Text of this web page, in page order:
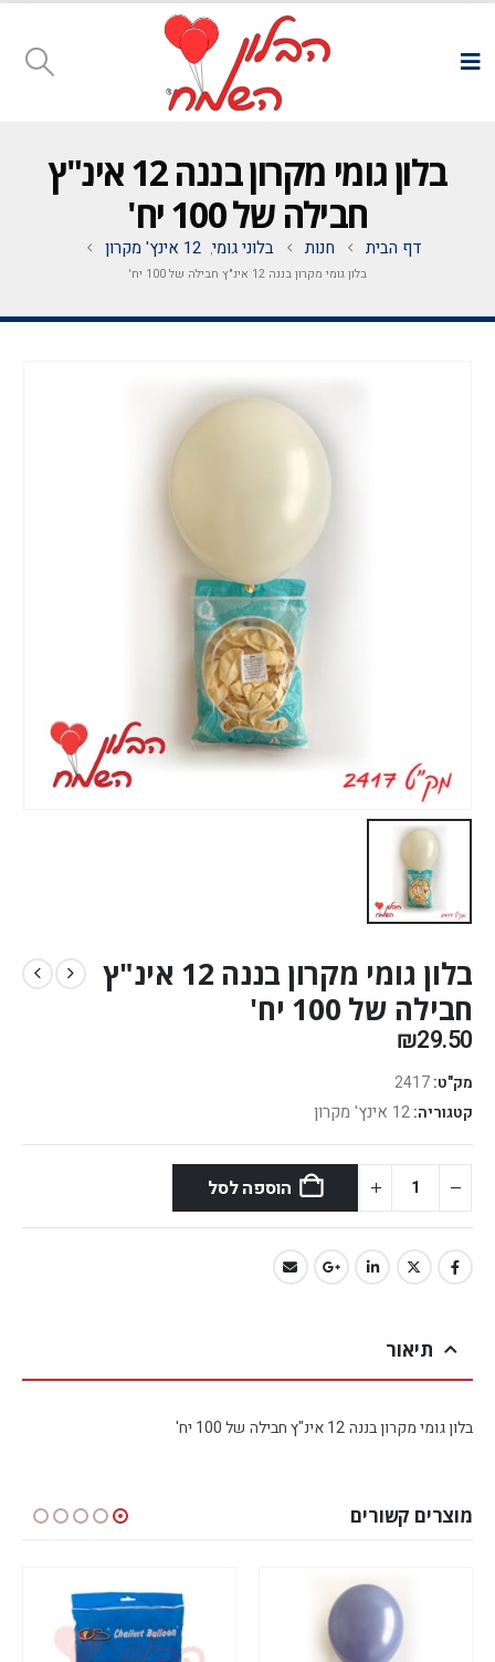
בלון גומי מקרון בננה 12 אינ"ץ
חבילה של 100 יח'
דף הבית חנות בלוני גומי, 12 אינץ' מקרון
בלון גומי מקרון בננה 12 אינ"ץ חבילה של 100 יח'
בלון גומי מקרון בננה 12 אינ"ץ
חבילה של 100 יח'
₪29.50
מק"ט: 2417
קטגוריה: 12 אינץ' מקרון
הוספה לסל
תיאור
בלון גומי מקרון בננה 12 אינ"ץ חבילה של 100 יח'
מוצרים קשורים